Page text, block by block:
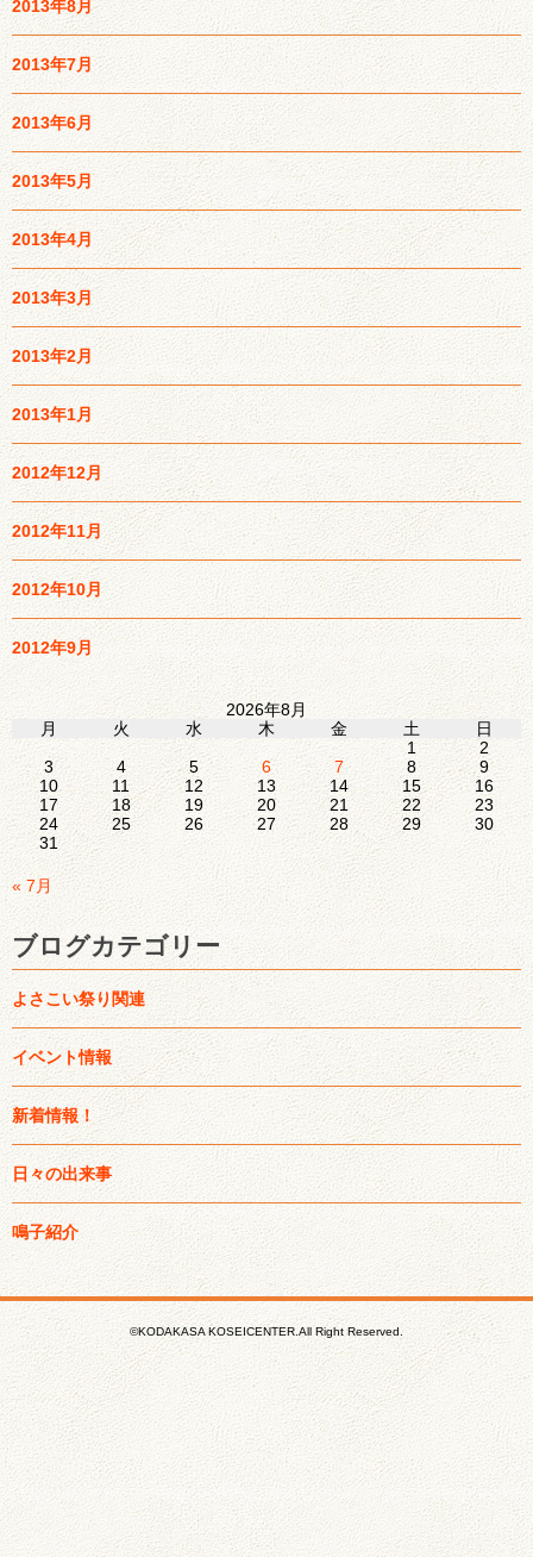
2013年8月
2013年7月
2013年6月
2013年5月
2013年4月
2013年3月
2013年2月
2013年1月
2012年12月
2012年11月
2012年10月
2012年9月
2026年8月
月
火 水 木 金 土
日
1
2
3
4 5 6 7 8
9
10
11 12 13 14 15
16
17
18 19 20 21 22
23
24
25 26 27 28 29
30
31
« 7月
ブログカテゴリー
よさこい祭り関連
イベント情報
新着情報！
日々の出来事
鳴子紹介
©KODAKASA KOSEICENTER.All Right Reserved.